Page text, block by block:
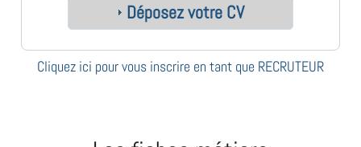
Déposez votre CV
Cliquez ici pour vous inscrire en tant que RECRUTEUR